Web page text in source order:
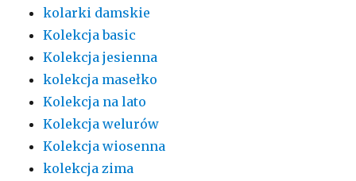
kolarki damskie
Kolekcja basic
Kolekcja jesienna
kolekcja masełko
Kolekcja na lato
Kolekcja welurów
Kolekcja wiosenna
kolekcja zima